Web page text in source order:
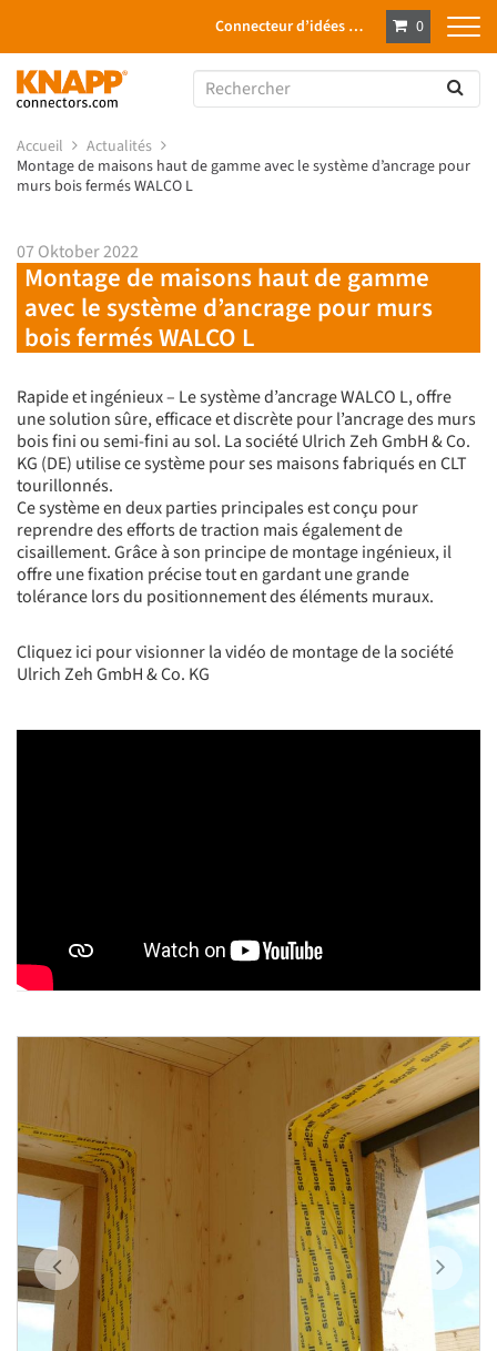
Connecteur d’idées … 0
Accueil
Actualités
Montage de maisons haut de gamme avec le système d’ancrage pour
murs bois fermés WALCO L
07 Oktober 2022
Montage de maisons haut de gamme
avec le système d’ancrage pour murs
bois fermés WALCO L
Rapide et ingénieux – Le système d’ancrage WALCO L, offre
une solution sûre, efficace et discrète pour l’ancrage des murs
bois fini ou semi-fini au sol. La société Ulrich Zeh GmbH & Co.
KG (DE) utilise ce système pour ses maisons fabriqués en CLT
tourillonnés.
Ce système en deux parties principales est conçu pour
reprendre des efforts de traction mais également de
cisaillement. Grâce à son principe de montage ingénieux, il
offre une fixation précise tout en gardant une grande
tolérance lors du positionnement des éléments muraux.
Cliquez ici pour visionner la vidéo de montage de la société
Ulrich Zeh GmbH & Co. KG